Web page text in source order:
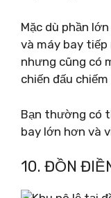
Mặc dù phần
và máy bay tiếp
nhưng cũng có
chiến đấu
Bạn thường có
bay lớn hơn và
10. ĐỒN